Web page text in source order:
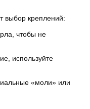
выбор креплений:
чтобы не
используйте
«моли» или